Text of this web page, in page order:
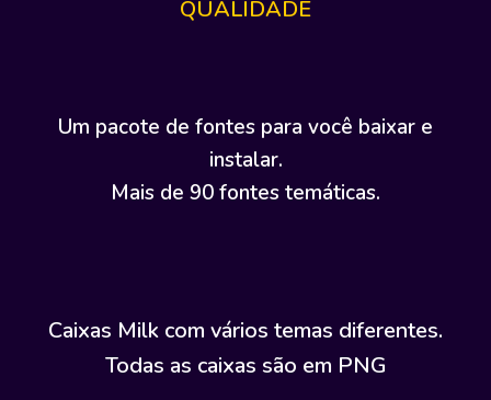
QUALIDADE
Um pacote de fontes para você baixar e
instalar.
Mais de 90 fontes temáticas.
Caixas Milk com vários temas diferentes.
Todas as caixas são em PNG